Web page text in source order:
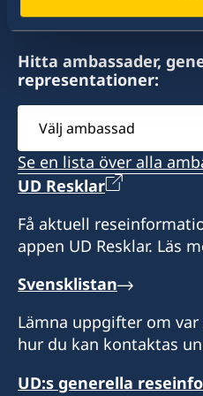
Lot 10079
Hulhumale'
Post Code: 23000
Rep of Maldives
Öppettider:
söndag-torsdag 08.30-
Lunch 12.00-13.00
lördag 09.00-13.30
Honorärkonsul
Hitta ambassader,
representationer:
Välj
ambassad
Se en lista över alla
UD Resklar
Få aktuell
appen UD Resklar. Läs
Svensklistan
Lämna uppgifter om
hur du kan kontaktas
UD:s generella